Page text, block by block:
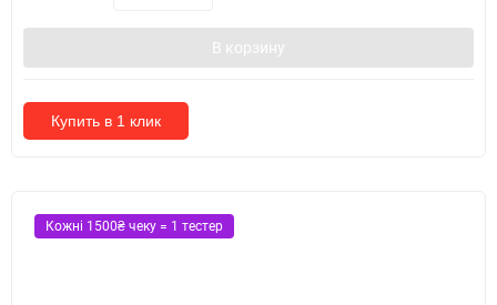
В корзину
Купить в 1 клик
Кожні 1500₴ чеку = 1 тестер